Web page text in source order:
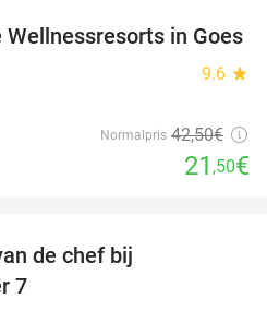
49%
in Goes
9.6 star
Normalpris 42,50€
21 ,50€
de chef bij
7